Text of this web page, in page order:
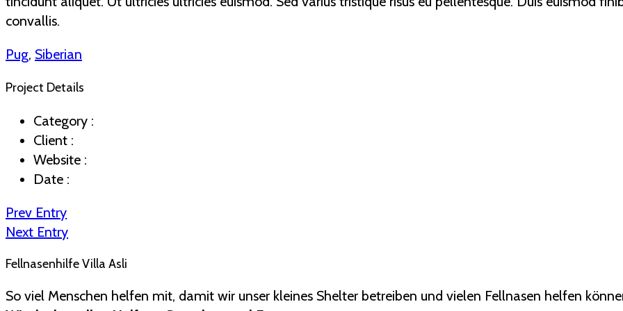
convallis.
Pug, Siberian
Project Details
Category :
Client :
Website :
Date :
Prev Entry
Next Entry
Fellnasenhilfe Villa Asli
So viel Menschen helfen mit, damit wir unser kleines Shelter betreiben und vielen Fellnasen helfen